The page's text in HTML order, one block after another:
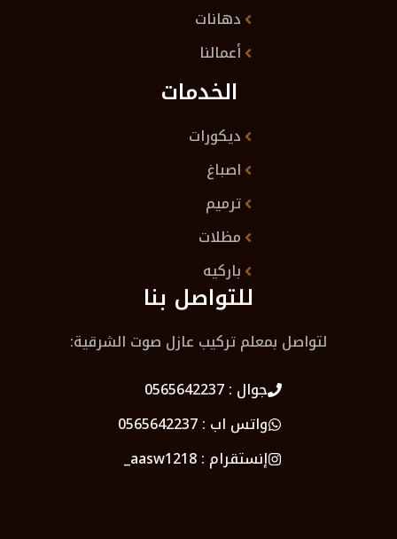
دهانات
أعمالنا
الخدمات
ديكورات
اصباغ
ترميم
مظلات
باركيه
للتواصل بنا
لتواصل بمعلم تركيب عازل صوت الشرقية:
جوال :0565642237
واتس اب :0565642237
إنستقرام :aasw1218_